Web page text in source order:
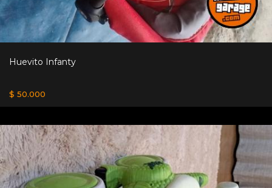
Huevito Infanty
$ 50.000